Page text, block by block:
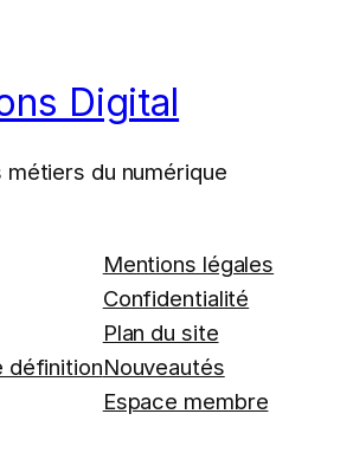
Digital
métiers du numérique
définition
Mentions légales
Confidentialité
Plan du site
Nouveautés
Espace membre